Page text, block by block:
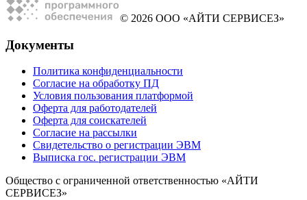
© 2026 ООО «АЙТИ СЕРВИСЕЗ»
Документы
Политика конфиденциальности
Согласие на обработку ПД
Условия пользования платформой
Оферта для работодателей
Оферта для соискателей
Согласие на рассылки
Свидетельство о регистрации ЭВМ
Выписка гос. регистрации ЭВМ
Общество с ограниченной ответственностью «АЙТИ
СЕРВИСЕЗ»